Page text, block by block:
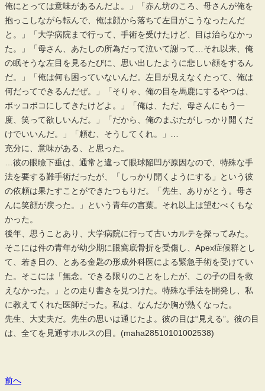
俺にとっては意味があるんだよ。」「赤ん坊のころ、母さんが俺を
抱っこしながら転んで、俺は顔から落ちて左目がこうなったんだ
と。」「大学病院まで行って、手術を受けたけど、目は治らなかっ
た。」「母さん、あたしの所為だって泣いて謝って…それ以来、俺
の眠そうな左目を見るたびに、思い出したように悲しい顔をするん
だ。」「俺は何も困っていないんだ。左目が見えなくたって、俺は
何だってできるんだぜ。」「そりゃ、俺の目を馬鹿にするやつは、
ボッコボコにしてきたけどよ。」「俺は、ただ、母さんにもう一
度、笑って欲しいんだ。」「だから、俺のまぶたがしっかり開くだ
けでいいんだ。」「頼む、そうしてくれ。」…
充分に、意味がある、と思った。
…彼の眼瞼下垂は、通常と違って眼球陥凹が原因なので、特殊な手
法を要する難手術だったが、「しっかり開くようにする」という彼
の依頼は果たすことができたつもりだ。「先生、ありがとう。母さ
んに笑顔が戻った。」という青年の言葉。それ以上は望むべくもな
かった。
後年、思うことあり、大学病院に行って古いカルテを探ってみた。
そこには件の青年が幼少期に眼窩底骨折を受傷し、Apex症候群とし
て、若き日の、とある金匙の形成外科医による緊急手術を受けてい
た。そこには「無念。できる限りのことをしたが、この子の目を救
えなかった。」との走り書きを見つけた。特殊な手法を開発し、私
に教えてくれた医師だった。私は、なんだか胸が熱くなった。
先生、大丈夫だ。先生の思いは通じたよ。彼の目は“見える”。彼の目
は、全てを見通すホルスの目。(maha28510101002538)
前へ